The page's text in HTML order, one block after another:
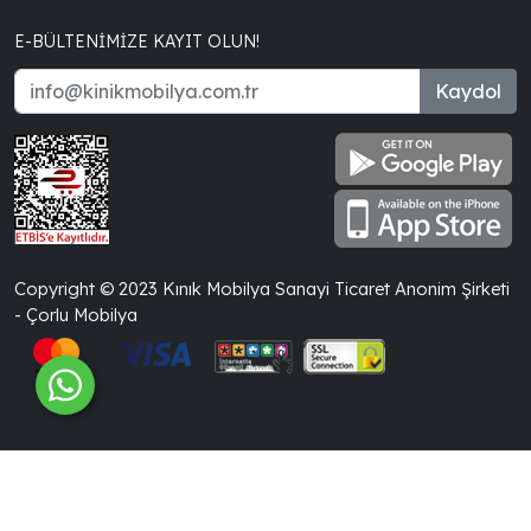
E-BÜLTENIMIZE KAYIT OLUN!
Kaydol
Copyright © 2023 Kınık Mobilya Sanayi Ticaret Anonim Şirketi
- Çorlu Mobilya